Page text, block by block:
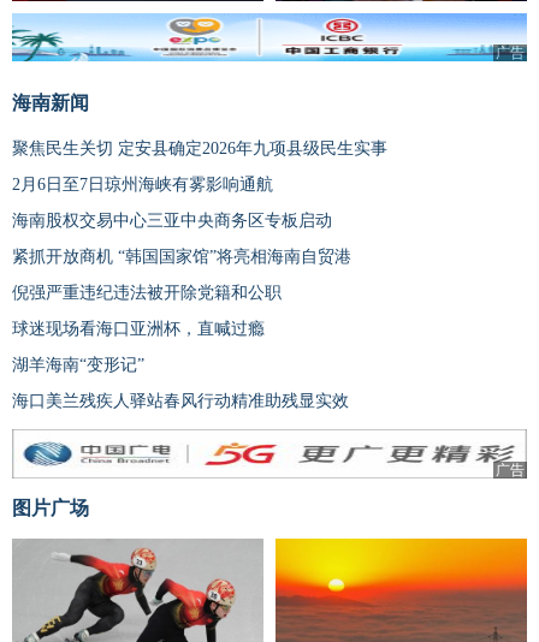
广告
海南新闻
聚焦民生关切 定安县确定2026年九项县级民生实事
2月6日至7日琼州海峡有雾影响通航
海南股权交易中心三亚中央商务区专板启动
紧抓开放商机 “韩国国家馆”将亮相海南自贸港
倪强严重违纪违法被开除党籍和公职
球迷现场看海口亚洲杯，直喊过瘾
湖羊海南“变形记”
海口美兰残疾人驿站春风行动精准助残显实效
广告
图片广场